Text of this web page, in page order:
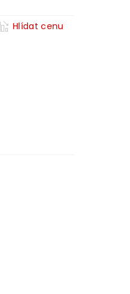
Hlídat cenu